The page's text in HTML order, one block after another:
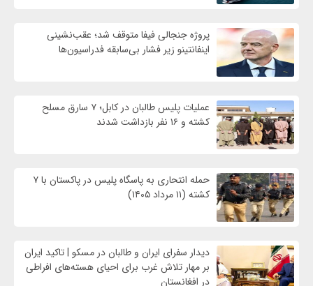
پروژه جنجالی فیفا متوقف شد؛ عقب‌نشینی
اینفانتینو زیر فشار بی‌سابقه فدراسیون‌ها
عملیات پلیس طالبان در کابل؛ ۷ سارق مسلح
کشته و ۱۶ نفر بازداشت شدند
حمله انتحاری به پاسگاه پلیس در پاکستان با ۷
کشته (۱۱ مرداد ۱۴۰۵)
دیدار سفرای ایران و طالبان در مسکو | تاکید ایران
بر مهار تلاش‌ غرب برای احیای هسته‌های افراطی
در افغانستان